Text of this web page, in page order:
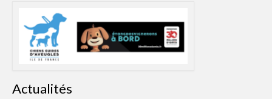
Actualités